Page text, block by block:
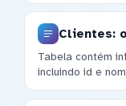
Clientes:
Tabela contém
incluindo id e